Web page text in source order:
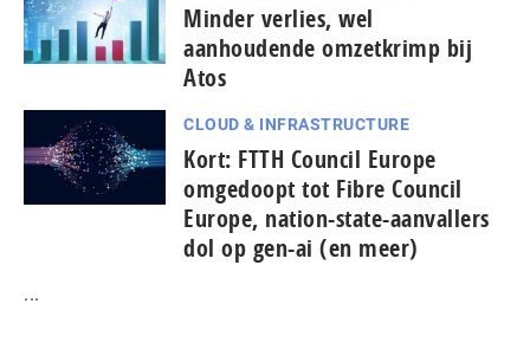
Minder verlies, wel
aanhoudende omzetkrimp bij
Atos
CLOUD & INFRASTRUCTURE
Kort: FTTH Council Europe
omgedoopt tot Fibre Council
Europe, nation-state-aanvallers
dol op gen-ai (en meer)
...